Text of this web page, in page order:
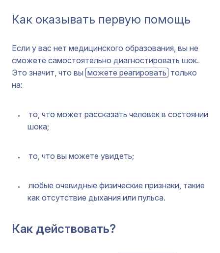
Как оказывать первую помощь
Если у вас нет медицинского образования, вы не
сможете самостоятельно диагностировать шок.
Это значит, что вы можете реагировать только
на:
то, что может рассказать человек в состоянии
шока;
то, что вы можете увидеть;
любые очевидные физические признаки, такие
как отсутствие дыхания или пульса.
Как действовать?